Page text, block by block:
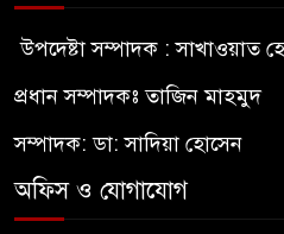
উপদেষ্টা সম্পাদক : সাখাওয়াত
প্রধান সম্পাদকঃ তাজিন মাহমুদ
সম্পাদক: ডা: সাদিয়া হোসেন
অফিস ও যোগাযোগ